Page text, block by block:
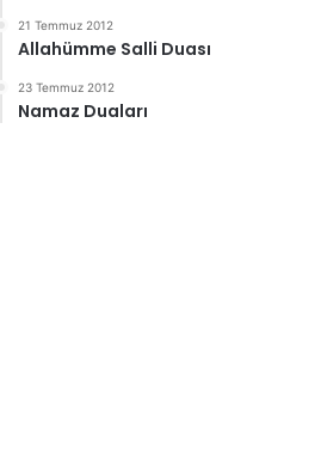
21 Temmuz 2012
Allahümme Salli Duası
23 Temmuz 2012
Namaz Duaları